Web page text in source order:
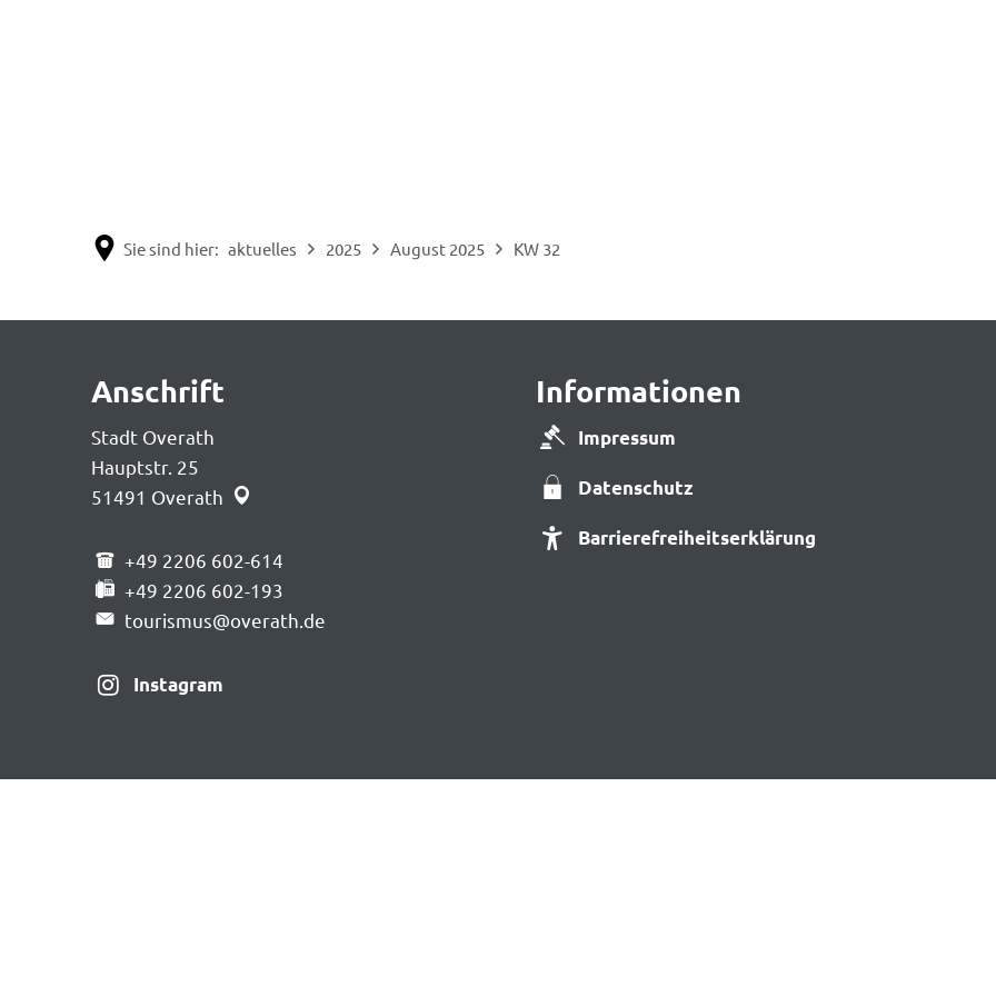
Sie sind hier: aktuelles 2025 August 2025 KW 32
Anschrift
Stadt Overath
Hauptstr. 25
51491 Overath
+49 2206 602-614
+49 2206 602-193
tourismus@overath.de
Instagram
Informationen
Impressum
Datenschutz
Barrierefreiheitserklärung